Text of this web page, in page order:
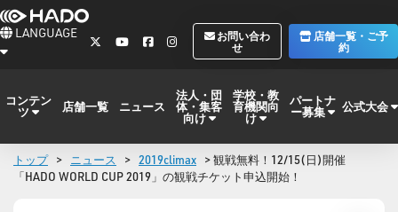
LANGUAGE
お問い合わ
せ
店舗一覧・ご予
約
コンテン
ツ 店舗一覧 ニュース
法人・団
体・集客
向け
学校・教
育機関向
け
パートナ
ー募集 公式大会
トップ > ニュース > 2019climax > 観戦無料！12/15(日)開催
「HADO WORLD CUP 2019」の観戦チケット申込開始！